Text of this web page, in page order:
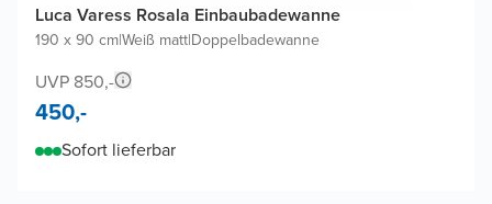
Luca Varess Rosala Einbaubadewanne
190 x 90 cm|Weiß matt|Doppelbadewanne
UVP 850,-
450,-
Sofort lieferbar